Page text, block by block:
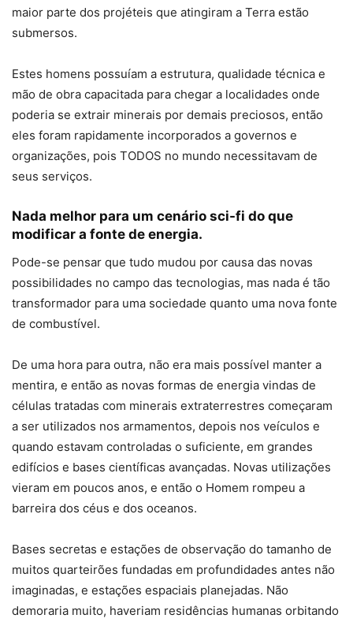
maior parte dos projéteis que atingiram a Terra estão
submersos.
Estes homens possuíam a estrutura, qualidade técnica e
mão de obra capacitada para chegar a localidades onde
poderia se extrair minerais por demais preciosos, então
eles foram rapidamente incorporados a governos e
organizações, pois TODOS no mundo necessitavam de
seus serviços.
Nada melhor para um cenário sci-fi do que
modificar a fonte de energia.
Pode-se pensar que tudo mudou por causa das novas
possibilidades no campo das tecnologias, mas nada é tão
transformador para uma sociedade quanto uma nova fonte
de combustível.
De uma hora para outra, não era mais possível manter a
mentira, e então as novas formas de energia vindas de
células tratadas com minerais extraterrestres começaram
a ser utilizados nos armamentos, depois nos veículos e
quando estavam controladas o suficiente, em grandes
edifícios e bases científicas avançadas. Novas utilizações
vieram em poucos anos, e então o Homem rompeu a
barreira dos céus e dos oceanos.
Bases secretas e estações de observação do tamanho de
muitos quarteirões fundadas em profundidades antes não
imaginadas, e estações espaciais planejadas. Não
demoraria muito, haveriam residências humanas orbitando